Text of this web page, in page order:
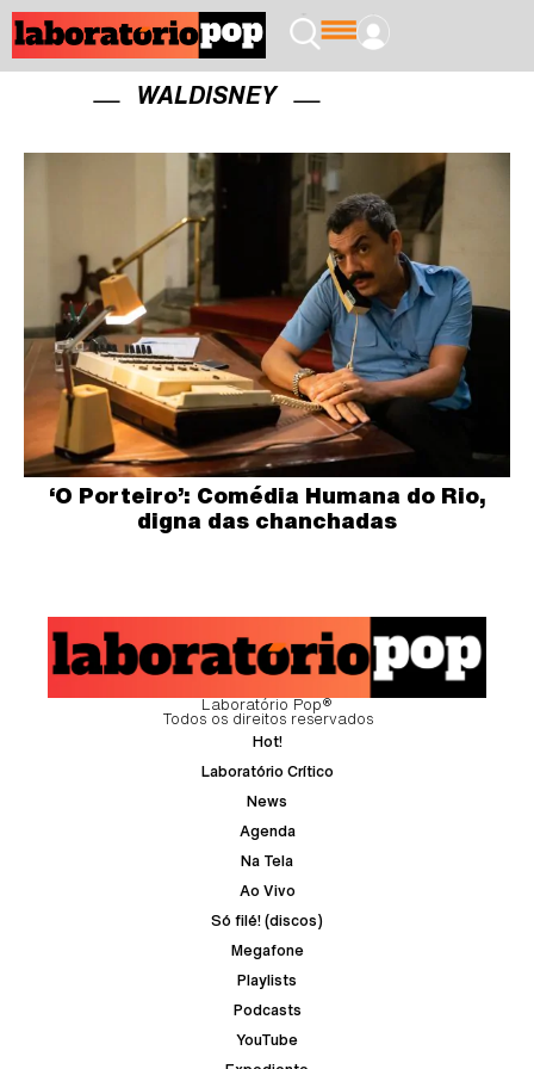
WALDISNEY
‘O Porteiro’: Comédia Humana do Rio,
digna das chanchadas
Laboratório Pop®
Todos os direitos reservados
Hot!
Laboratório Crítico
News
Agenda
Na Tela
Ao Vivo
Só filé! (discos)
Megafone
Playlists
Podcasts
YouTube